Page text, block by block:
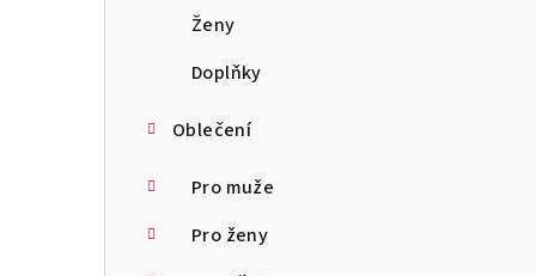
Ženy
Doplňky
Oblečení
Pro muže
Pro ženy